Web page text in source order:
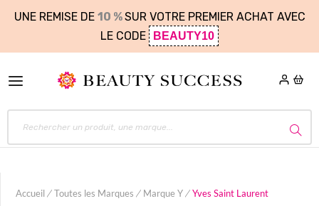
UNE REMISE DE 10 %SUR VOTRE PREMIER ACHAT AVEC
LE CODE
BEAUTY10
Accueil Toutes les Marques Marque Y Yves Saint Laurent